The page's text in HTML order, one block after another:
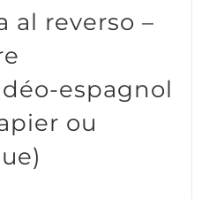
al reverso –
espagnol
ou